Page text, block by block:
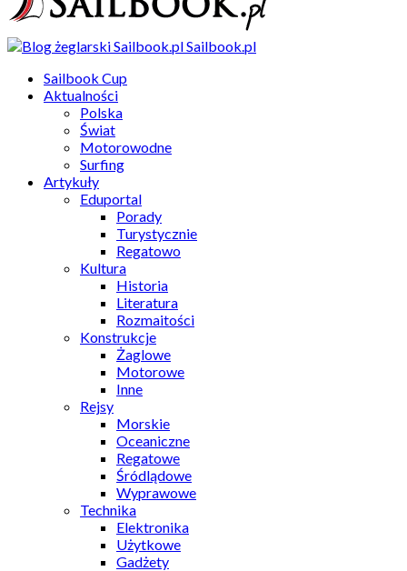
Sailbook.pl
Sailbook Cup
Aktualności
Polska
Świat
Motorowodne
Surfing
Artykuły
Eduportal
Porady
Turystycznie
Regatowo
Kultura
Historia
Literatura
Rozmaitości
Konstrukcje
Żaglowe
Motorowe
Inne
Rejsy
Morskie
Oceaniczne
Regatowe
Śródlądowe
Wyprawowe
Technika
Elektronika
Użytkowe
Gadżety